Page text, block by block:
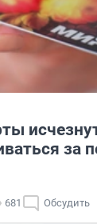
за
681 Обсудить